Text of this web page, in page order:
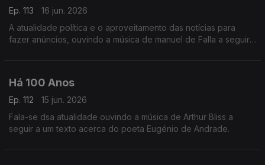
Ep. 113
16 jun. 2026
A atualidade política e o aproveitamento das notícias para
fazer anúncios, ouvindo a música de manuel de Falla a seguir
Há 100 Anos
Ep. 112
15 jun. 2026
Fala-se dsa atualidade ouvindo a música de Arthur Bliss a
seguir a um texto acerca do poeta Eugénio de Andrade.